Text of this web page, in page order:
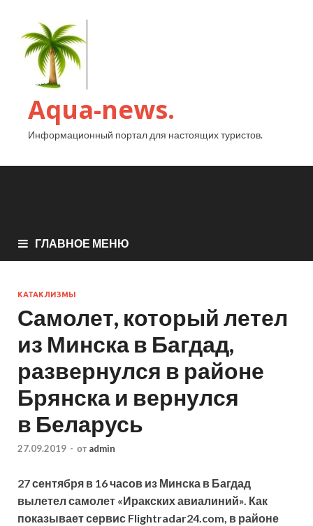
Aqua-news.
Информационный портал для настоящих туристов.
ГЛАВНОЕ МЕНЮ
КАТАКЛИЗМЫ
Самолет, который летел
из Минска в Багдад,
развернулся в районе
Брянска и вернулся
в Беларусь
27.09.2019 - от admin
27 сентября в 16 часов из Минска в Багдад
вылетел самолет «Иракских авиалиний». Как
показывает сервис Flightradar24.com, в районе